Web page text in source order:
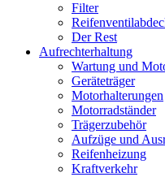
Filter
Der Rest
Aufrechterhaltung
Wartung und
Geräteträger
Motorhalterungen
Motorradständer
Trägerzubehör
Aufzüge und
Reifenheizung
Kraftverkehr